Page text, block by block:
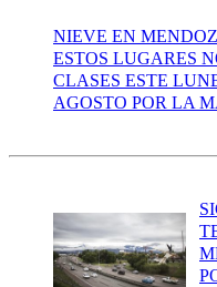
NIEVE EN
ESTOS LUGARES
CLASES ESTE
AGOSTO POR LA